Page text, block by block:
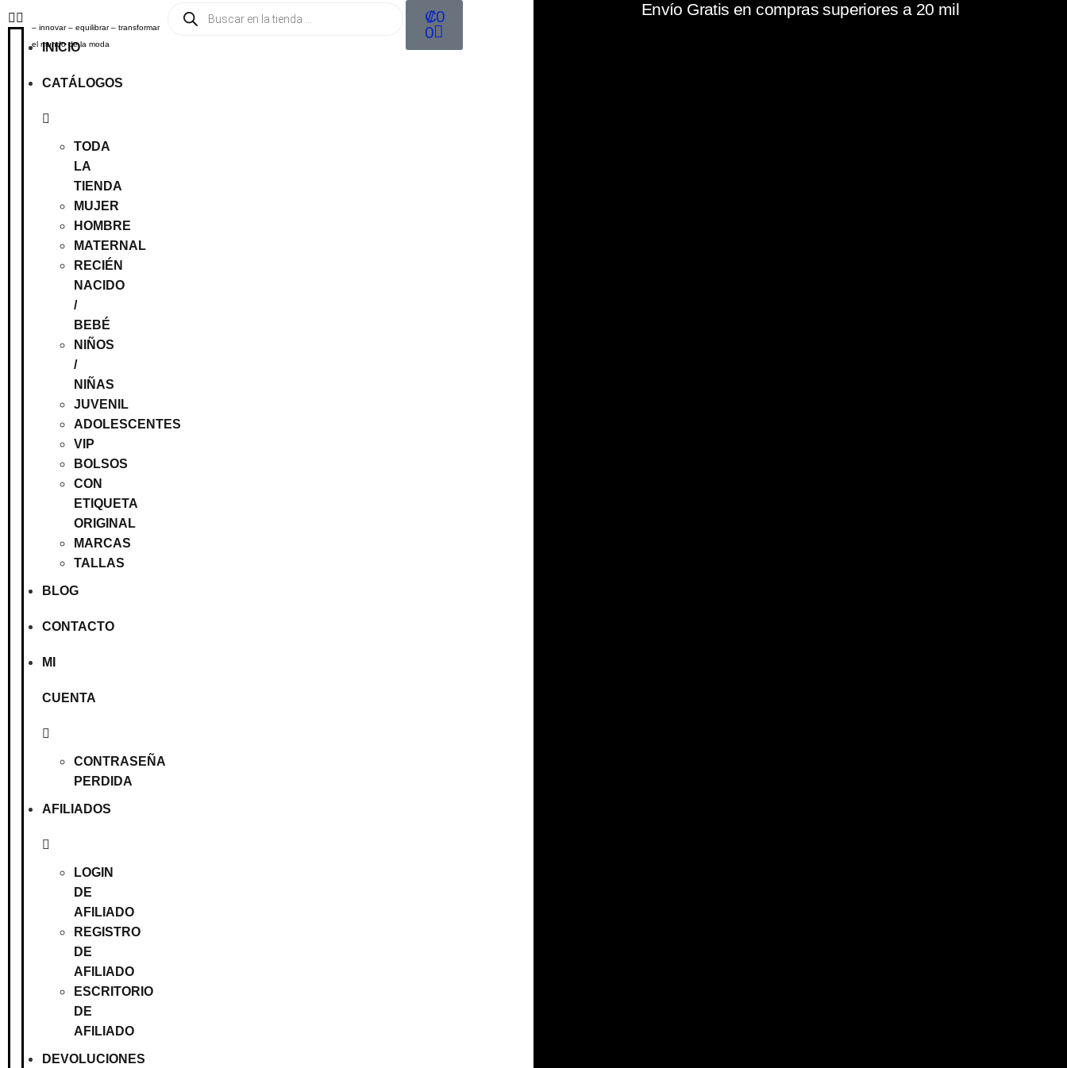
INICIO
CATÁLOGOS
TODA
LA
TIENDA
MUJER
HOMBRE
MATERNAL
RECIÉN
NACIDO
/
BEBÉ
NIÑOS
/
NIÑAS
JUVENIL
ADOLESCENTES
VIP
BOLSOS
CON
ETIQUETA
ORIGINAL
MARCAS
TALLAS
BLOG
CONTACTO
MI
CUENTA
CONTRASEÑA
PERDIDA
AFILIADOS
LOGIN
DE
AFILIADO
REGISTRO
DE
AFILIADO
ESCRITORIO
DE
AFILIADO
DEVOLUCIONES
– innovar – equilibrar – transformar
el mundo de la moda
₡0
0
Envío Gratis en compras superiores a 20 mil